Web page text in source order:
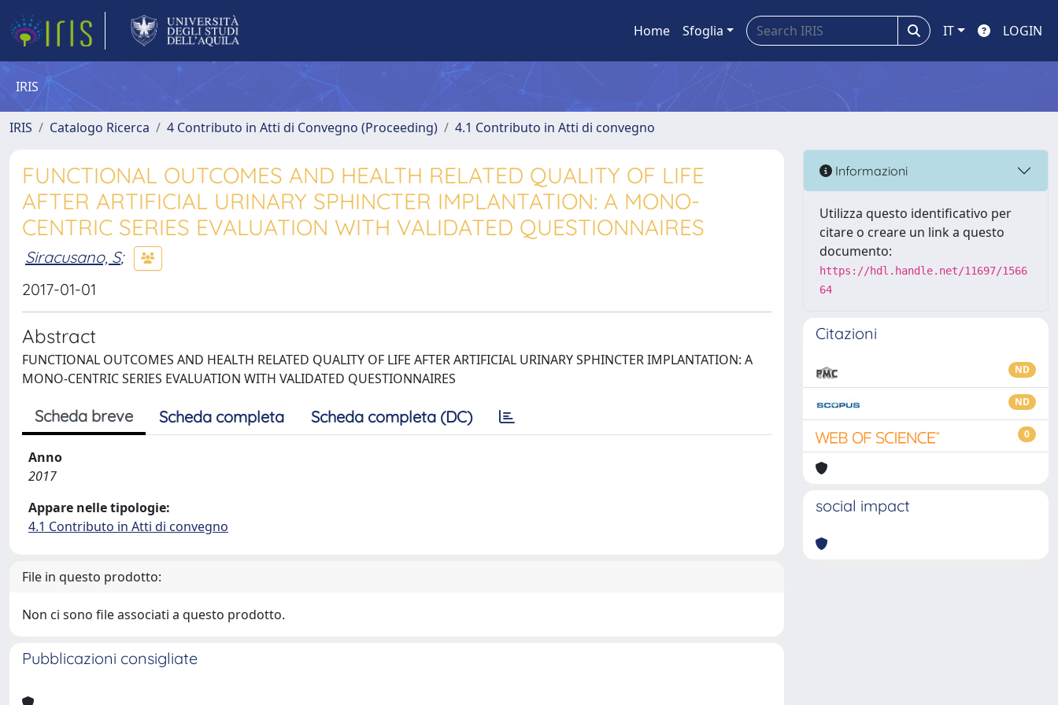
Home Sfoglia IT LOGIN
IRIS
IRIS Catalogo Ricerca 4 Contributo in Atti di Convegno (Proceeding) 4.1 Contributo in Atti di convegno
FUNCTIONAL OUTCOMES AND HEALTH RELATED QUALITY OF LIFE
AFTER ARTIFICIAL URINARY SPHINCTER IMPLANTATION: A MONO-
CENTRIC SERIES EVALUATION WITH VALIDATED QUESTIONNAIRES
Siracusano, S;
2017-01-01
Abstract
FUNCTIONAL OUTCOMES AND HEALTH RELATED QUALITY OF LIFE AFTER ARTIFICIAL URINARY SPHINCTER IMPLANTATION: A
MONO-CENTRIC SERIES EVALUATION WITH VALIDATED QUESTIONNAIRES
Scheda breve Scheda completa Scheda completa (DC)
Anno
2017
Appare nelle tipologie:
4.1 Contributo in Atti di convegno
File in questo prodotto:
Non ci sono file associati a questo prodotto.
Pubblicazioni consigliate
Informazioni
Utilizza questo identificativo per
citare o creare un link a questo
documento:
https://hdl.handle.net/11697/1566
64
Citazioni
ND
ND
0
social impact